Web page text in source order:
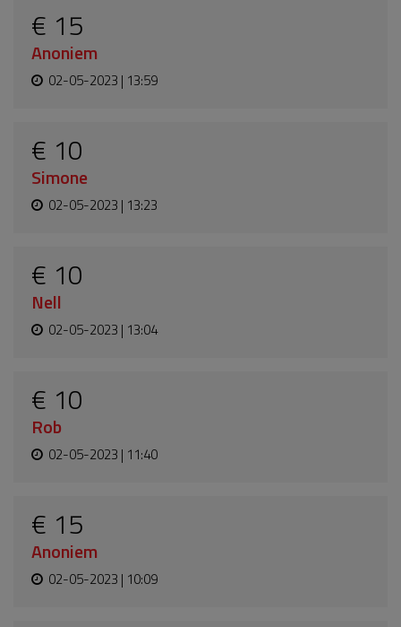
€ 15
Anoniem
02-05-2023 | 13:59
€ 10
Simone
02-05-2023 | 13:23
€ 10
Nell
02-05-2023 | 13:04
€ 10
Rob
02-05-2023 | 11:40
€ 15
Anoniem
02-05-2023 | 10:09